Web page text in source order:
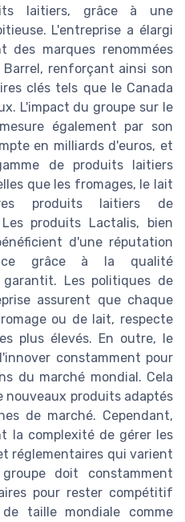
laitiers, grâce à une
L'entreprise a élargi
des marques renommées
Barrel, renforçant ainsi son
clés tels que le Canada
L'impact du groupe sur le
également par son
en milliards d'euros, et
de produits laitiers
que les fromages, le lait
produits laitiers de
produits Lactalis, bien
d'une réputation
grâce à la qualité
Les politiques de
assurent que chaque
ou de lait, respecte
plus élevés. En outre, le
constamment pour
du marché mondial. Cela
nouveaux produits adaptés
de marché. Cependant,
la complexité de gérer les
réglementaires qui varient
doit constamment
pour rester compétitif
taille mondiale comme